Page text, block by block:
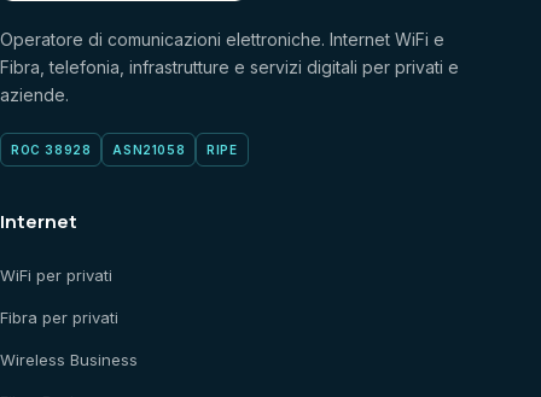
Operatore di comunicazioni elettroniche. Internet WiFi e
Fibra, telefonia, infrastrutture e servizi digitali per privati e
aziende.
ROC 38928 ASN21058 RIPE
Internet
WiFi per privati
Fibra per privati
Wireless Business